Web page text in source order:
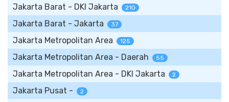
Jakarta Barat - DKI Jakarta 210
Jakarta Barat - Jakarta 37
Jakarta Metropolitan Area 125
Jakarta Metropolitan Area - Daerah 55
Jakarta Metropolitan Area - DKI Jakarta 2
Jakarta Pusat - 2